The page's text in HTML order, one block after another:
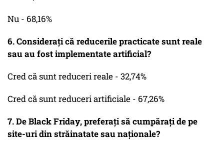
Nu - 68,16%
6. Considerați că reducerile practicate sunt reale
sau au fost implementate artificial?
Cred că sunt reduceri reale - 32,74%
Cred că sunt reduceri artificiale - 67,26%
7. De Black Friday, preferați să cumpărați de pe
site-uri din străinatate sau naționale?